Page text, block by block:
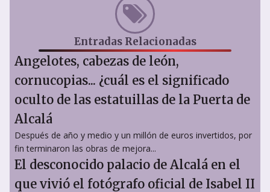
Entradas Relacionadas
Angelotes, cabezas de león,
cornucopias... ¿cuál es el significado
oculto de las estatuillas de la Puerta de
Alcalá
Después de año y medio y un millón de euros invertidos, por
fin terminaron las obras de mejora...
El desconocido palacio de Alcalá en el
que vivió el fotógrafo oficial de Isabel II